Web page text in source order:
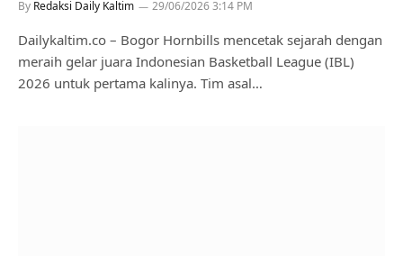
By Redaksi Daily Kaltim 29/06/2026 3:14 PM
Dailykaltim.co – Bogor Hornbills mencetak sejarah dengan
meraih gelar juara Indonesian Basketball League (IBL)
2026 untuk pertama kalinya. Tim asal…